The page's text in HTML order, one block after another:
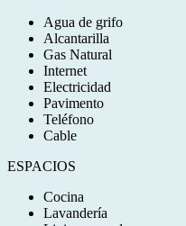
Agua de grifo
Alcantarilla
Gas Natural
Internet
Electricidad
Pavimento
Teléfono
Cable
ESPACIOS
Cocina
Lavandería